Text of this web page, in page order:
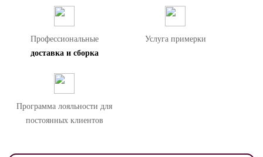
Профессиональные
доставка и сборка
Услуга примерки
Программа лояльности для
постоянных клиентов